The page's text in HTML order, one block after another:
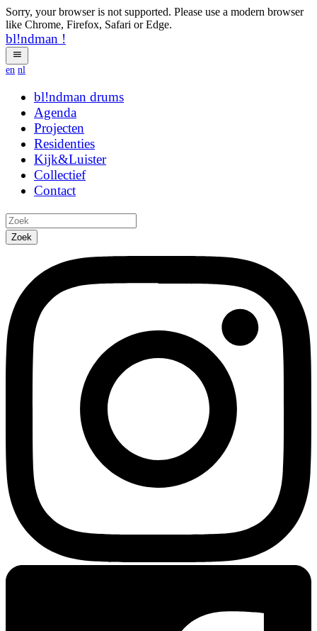
Sorry, your browser is not supported. Please use a modern browser
like Chrome, Firefox, Safari or Edge.
bl!ndman !
en nl
bl!ndman qpybav
Agenda
Projecten
Residenties
Kijk&Luister
Collectief
Contact
Zoek